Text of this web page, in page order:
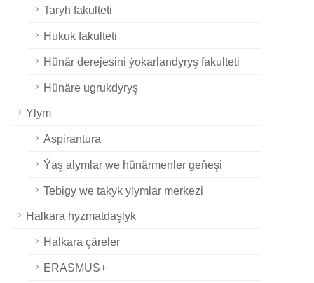
Taryh fakulteti
Hukuk fakulteti
Hünär derejesini ýokarlandyryş fakulteti
Hünäre ugrukdyryş
Ylym
Aspirantura
Ýaş alymlar we hünärmenler geňeşi
Tebigy we takyk ylymlar merkezi
Halkara hyzmatdaşlyk
Halkara çäreler
ERASMUS+